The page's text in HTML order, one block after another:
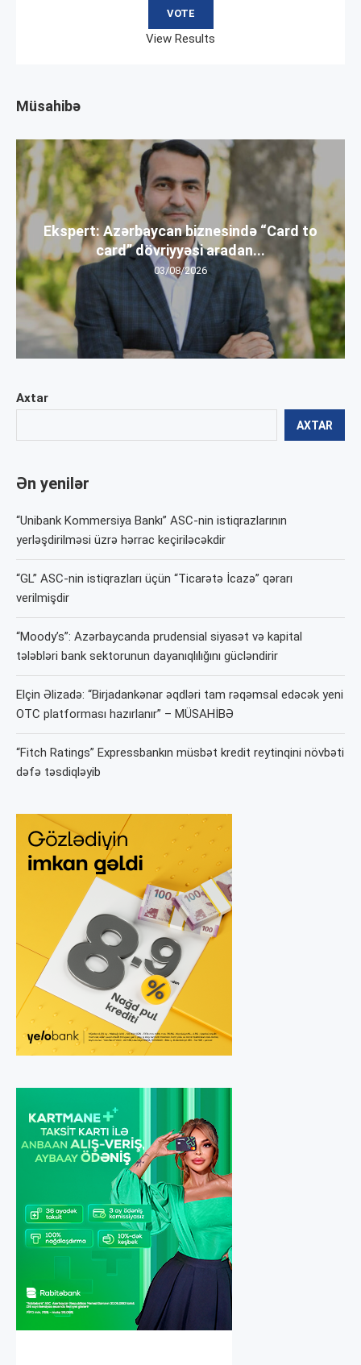
Axtar
AXTAR
Ən yenilər
“Unibank Kommersiya Bankı” ASC-nin istiqrazlarının
yerləşdirilməsi üzrə hərrac keçiriləcəkdir
“GL” ASC-nin istiqrazları üçün “Ticarətə İcazə” qərarı
verilmişdir
“Moody’s”: Azərbaycanda prudensial siyasət və kapital
tələbləri bank sektorunun dayanıqlılığını gücləndirir
Elçin Əlizadə: “Birjadankənar əqdləri tam rəqəmsal edəcək yeni
OTC platforması hazırlanır” – MÜSAHİBƏ
“Fitch Ratings” Expressbankın müsbət kredit reytinqini növbəti
dəfə təsdiqləyib
View Results
Müsahibə
Ekspert: Azərbaycan biznesində “Card to
card” dövriyyəsi aradan...
03/08/2026